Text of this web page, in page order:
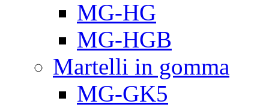
MG-HG
MG-HGB
Martelli in gomma
MG-GK5